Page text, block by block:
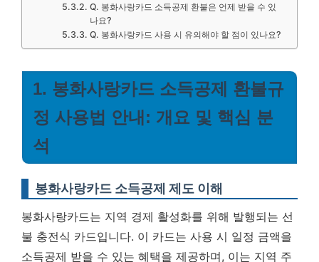
Q. 봉화사랑카드 소득공제 환불은 언제 받을 수 있
나요?
Q. 봉화사랑카드 사용 시 유의해야 할 점이 있나요?
1. 봉화사랑카드 소득공제 환불규
정 사용법 안내: 개요 및 핵심 분
석
봉화사랑카드 소득공제 제도 이해
봉화사랑카드는 지역 경제 활성화를 위해 발행되는 선
불 충전식 카드입니다. 이 카드는 사용 시 일정 금액을
소득공제 받을 수 있는 혜택을 제공하며, 이는 지역 주